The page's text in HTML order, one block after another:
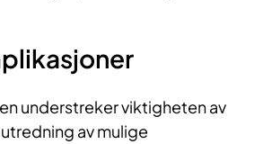
understreker viktigheten av
av mulige